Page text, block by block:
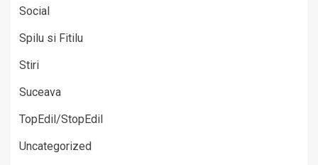
Social
Spilu si Fitilu
Stiri
Suceava
TopEdil/StopEdil
Uncategorized